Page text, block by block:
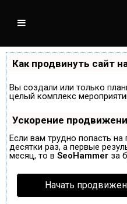
Как продвинуть сайт
Вы создали или только
целый комплекс
Ускорение
Если вам трудно попасть
десятки раз, а первые
месяц, то в SeoHammer за
Начать